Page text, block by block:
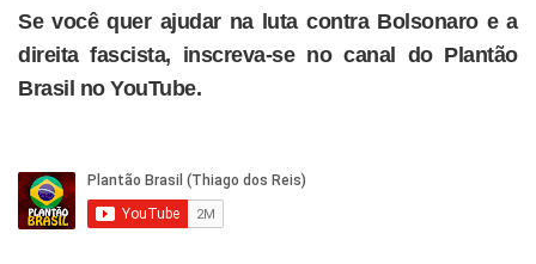
Se você quer ajudar na luta contra Bolsonaro e a
direita fascista, inscreva-se no canal do Plantão
Brasil no YouTube.